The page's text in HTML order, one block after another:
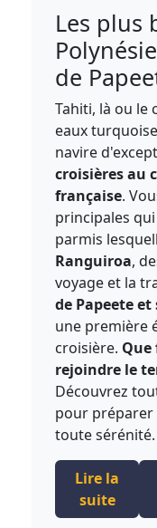
Les plus
de
Tahiti, là ou le
eaux
navire
croisières au
française.
principales
parmis
Ranguiroa,
voyage et la
de Papeete
une première
croisière. Que
rejoindre le
Découvrez
pour préparer
toute sérénité.
Lire la
suite